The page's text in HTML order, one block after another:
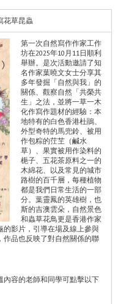
花草昆蟲
第一次自然寫作作家工作
坊在2025年10月11日順利
舉辦。是次活動邀請了知
名作家葉曉文女士分享其
多年發掘「自然與我」的
關係、觀察自然「共榮共
生」之法，並將一草一木
化作寫作題材的經驗：本
地特有的白色香港杜鵑、
外型奇特的馬兜鈴、被用
作包粽的茳芏（鹹水
草）、果實被用作染料的
梔子、五花茶原料之一的
木綿花、以及常見的城市
路樹的百千層，每種植物
都是我們日常生活的一部
分。葉靈鳳的英雄樹，也
斯的吉澳雲朵，自然景色
和蟲草花鳥更是香港作家
的影片，引導在場及線上參與
作品也反映了對自然關係的聯
內容的老師和同學可點擊以下